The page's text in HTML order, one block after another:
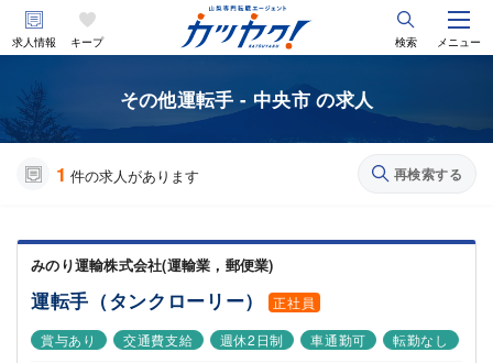
求人情報 キープ 検索 メニュー
その他運転手 - 中央市 の求人
1 件の求人があります 再検索する
みのり運輸株式会社(運輸業，郵便業)
運転手（タンクローリー）
正社員
賞与あり
交通費支給 週休2日制 車通勤可 転勤なし